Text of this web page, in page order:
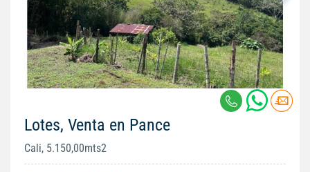
Lotes, Venta en Pance
Cali, 5.150,00mts2